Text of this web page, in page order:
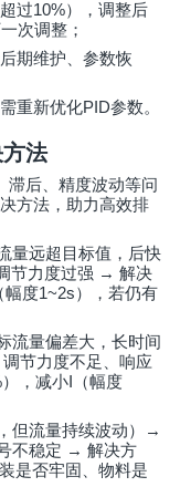
过10%），调整后
次调整；
期维护、参数恢
重新优化PID参数。
法
滞后、精度波动等问
方法，助力高效排
量远超目标值，后快
节力度过强 → 解决
幅度1~2s），若仍有
流量偏差大，长时间
节力度不足、响应
），减小I （幅度
但流量持续波动） →
不稳定 → 解决方
是否牢固、物料是